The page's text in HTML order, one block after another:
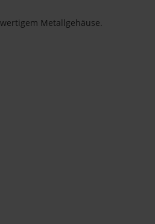
Metallgehäuse.